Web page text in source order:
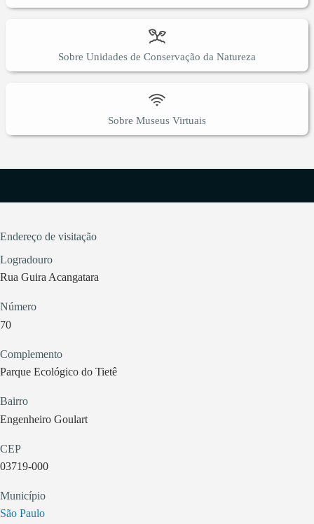
Sobre Unidades de Conservação da Natureza
Sobre Museus Virtuais
Endereço de visitação
Logradouro
Rua Guira Acangatara
Número
70
Complemento
Parque Ecológico do Tietê
Bairro
Engenheiro Goulart
CEP
03719-000
Município
São Paulo